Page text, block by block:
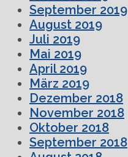
September 2019
August 2019
Juli 2019
Mai 2019
April 2019
März 2019
Dezember 2018
November 2018
Oktober 2018
September 2018